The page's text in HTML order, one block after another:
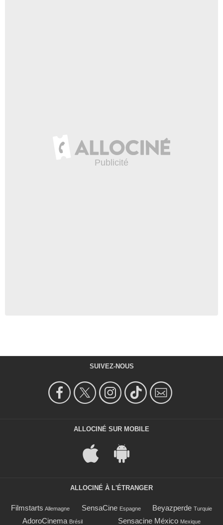
SUIVEZ-NOUS
ALLOCINÉ SUR MOBILE
ALLOCINÉ À L'ÉTRANGER
Filmstarts Allemagne SensaCine Espagne Beyazperde Turquie
AdoroCinema Brésil Sensacine México Mexique